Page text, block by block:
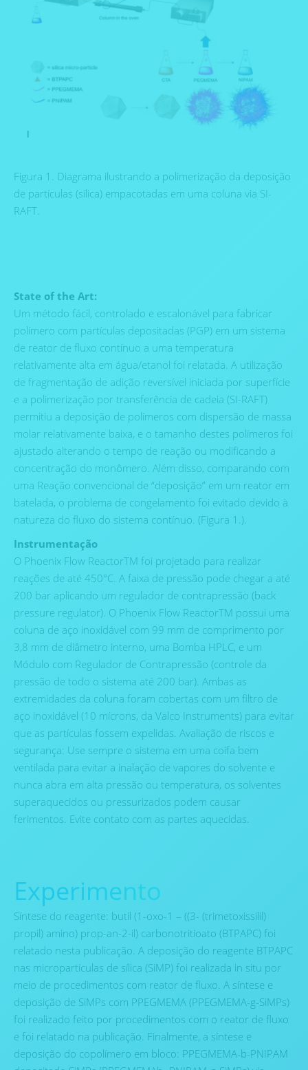
Figura 1. Diagrama ilustrando a polimerização da deposição
de partículas (sílica) empacotadas em uma coluna via SI-
RAFT.
State of the Art:
Um método fácil, controlado e escalonável para fabricar
polímero com partículas depositadas (PGP) em um sistema
de reator de fluxo contínuo a uma temperatura
relativamente alta em água/etanol foi relatada. A utilização
de fragmentação de adição reversível iniciada por superfície
e a polimerização por transferência de cadeia (SI-RAFT)
permitiu a deposição de polímeros com dispersão de massa
molar relativamente baixa, e o tamanho destes polímeros foi
ajustado alterando o tempo de reação ou modificando a
concentração do monômero. Além disso, comparando com
uma Reação convencional de “deposição” em um reator em
batelada, o problema de congelamento foi evitado devido à
natureza do fluxo do sistema contínuo. (Figura 1.).
Instrumentação
O Phoenix Flow ReactorTM foi projetado para realizar
reações de até 450°C. A faixa de pressão pode chegar a até
200 bar aplicando um regulador de contrapressão (back
pressure regulator). O Phoenix Flow ReactorTM possui uma
coluna de aço inoxidável com 99 mm de comprimento por
3,8 mm de diâmetro interno, uma Bomba HPLC, e um
Módulo com Regulador de Contrapressão (controle da
pressão de todo o sistema até 200 bar). Ambas as
extremidades da coluna foram cobertas com um filtro de
aço inoxidável (10 mícrons, da Valco Instruments) para evitar
que as partículas fossem expelidas. Avaliação de riscos e
segurança: Use sempre o sistema em uma coifa bem
ventilada para evitar a inalação de vapores do solvente e
nunca abra em alta pressão ou temperatura, os solventes
superaquecidos ou pressurizados podem causar
ferimentos. Evite contato com as partes aquecidas.
Experimento
Síntese do reagente: butil (1-oxo-1 – ((3- (trimetoxissilil)
propil) amino) prop-an-2-il) carbonotritioato (BTPAPC) foi
relatado nesta publicação. A deposição do reagente BTPAPC
nas micropartículas de sílica (SiMP) foi realizada in situ por
meio de procedimentos com reator de fluxo. A síntese e
deposição de SiMPs com PPEGMEMA (PPEGMEMA-g-SiMPs)
foi realizado feito por procedimentos com o reator de fluxo
e foi relatado na publicação. Finalmente, a síntese e
deposição do copolímero em bloco: PPEGMEMA-b-PNIPAM